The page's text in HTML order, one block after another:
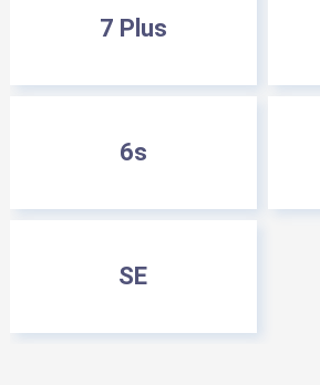
7 Plus
6s
SE